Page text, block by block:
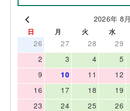
2026年 8月
日 月 火 水
26 27 28 29
2
3 4 5
9
10 11 12
16
17 18 19
23
24 25 26